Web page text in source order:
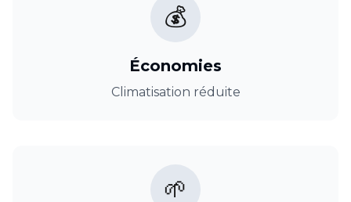
💰
Économies
Climatisation réduite
🌱